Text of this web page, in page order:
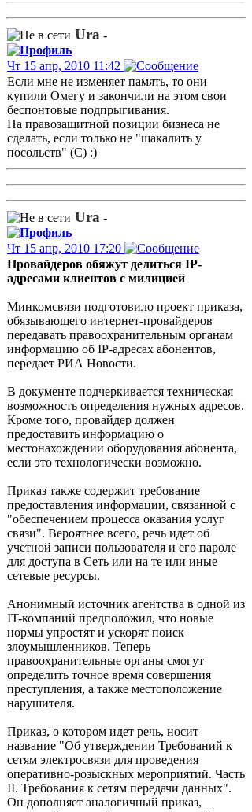
Ura -
Чт 15 апр, 2010 11:42
Если мне не изменяет память, то они
купили Омегу и закончили на этом свои
беспонтовые подпрыгивания.
На правозащитной позиции бизнеса не
сделать, если только не "шакалить у
посольств" (С) :)
Ura -
Чт 15 апр, 2010 17:20
Провайдеров обяжут делиться IP-
адресами клиентов с милицией
Минкомсвязи подготовило проект приказа,
обязывающего интернет-провайдеров
передавать правоохранительным органам
информацию об IP-адресах абонентов,
передает РИА Новости.
В документе подчеркивается техническая
возможность определения нужных адресов.
Кроме того, провайдер должен
предоставить информацию о
местонахождении оборудования абонента,
если это технологически возможно.
Приказ также содержит требование
предоставления информации, связанной с
"обеспечением процесса оказания услуг
связи". Вероятнее всего, речь идет об
учетной записи пользователя и его пароле
для доступа в Сеть или на те или иные
сетевые ресурсы.
Анонимный источник агентства в одной из
IT-компаний предположил, что новые
нормы упростят и ускорят поиск
злоумышленников. Теперь
правоохранительные органы смогут
определить точное время совершения
преступления, а также местоположение
нарушителя.
Приказ, о котором идет речь, носит
название "Об утверждении Требований к
сетям электросвязи для проведения
оперативно-розыскных мероприятий. Часть
II. Требования к сетям передачи данных".
Он дополняет аналогичный приказ,